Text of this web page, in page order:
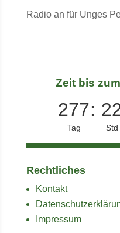
Radio an für Unges
Zeit bis
277
Tag
:
Std
Rechtliches
Kontakt
Impressum